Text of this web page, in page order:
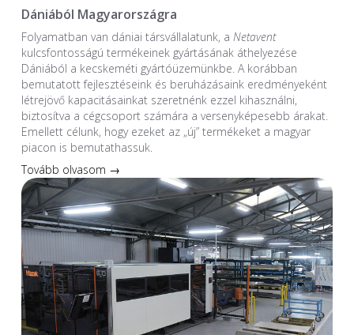
Dániából Magyarországra
Folyamatban van dániai társvállalatunk, a Netavent
kulcsfontosságú termékeinek gyártásának áthelyezése
Dániából a kecskeméti gyártóüzemünkbe. A korábban
bemutatott fejlesztéseink és beruházásaink eredményeként
létrejövő kapacitásainkat szeretnénk ezzel kihasználni,
biztosítva a cégcsoport számára a versenyképesebb árakat.
Emellett célunk, hogy ezeket az „új” termékeket a magyar
piacon is bemutathassuk.
Tovább olvasom →